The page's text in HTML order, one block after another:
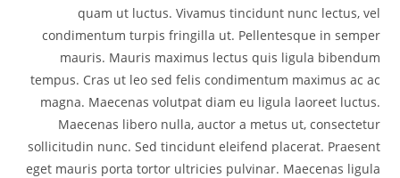
quam ut luctus. Vivamus tincidunt nunc lectus, vel
condimentum turpis fringilla ut. Pellentesque in semper
mauris. Mauris maximus lectus quis ligula bibendum
tempus. Cras ut leo sed felis condimentum maximus ac ac
magna. Maecenas volutpat diam eu ligula laoreet luctus.
Maecenas libero nulla, auctor a metus ut, consectetur
sollicitudin nunc. Sed tincidunt eleifend placerat. Praesent
eget mauris porta tortor ultricies pulvinar. Maecenas ligula